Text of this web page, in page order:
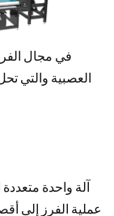
العصبية والتي
عملية الفرز إلى